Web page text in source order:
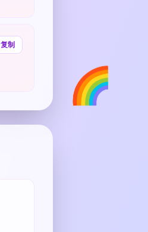
🌈
复制